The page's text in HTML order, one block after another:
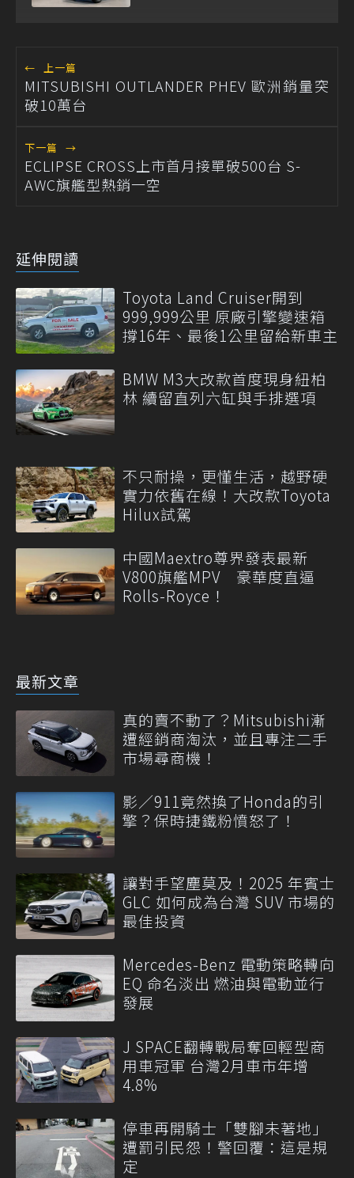
← 上一篇
MITSUBISHI OUTLANDER PHEV 歐洲銷量突
破10萬台
下一篇 →
ECLIPSE CROSS上市首月接單破500台 S-
AWC旗艦型熱銷一空
延伸閱讀
Toyota Land Cruiser開到
999,999公里 原廠引擎變速箱
撐16年、最後1公里留給新車主
BMW M3大改款首度現身紐柏
林 續留直列六缸與手排選項
不只耐操，更懂生活，越野硬
實力依舊在線！大改款Toyota
Hilux試駕
中國Maextro尊界發表最新
V800旗艦MPV 豪華度直逼
Rolls-Royce！
最新文章
真的賣不動了？Mitsubishi漸
遭經銷商淘汰，並且專注二手
市場尋商機！
影／911竟然換了Honda的引
擎？保時捷鐵粉憤怒了！
讓對手望塵莫及！2025 年賓士
GLC 如何成為台灣 SUV 市場的
最佳投資
Mercedes-Benz 電動策略轉向
EQ 命名淡出 燃油與電動並行
發展
J SPACE翻轉戰局奪回輕型商
用車冠軍 台灣2月車市年增
4.8%
停車再開騎士「雙腳未著地」
遭罰引民怨！警回覆：這是規
定